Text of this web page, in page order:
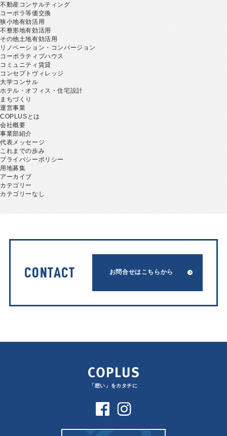
不動産コンサルティング
コーポラ等価交換
狭小地有効活用
不整形地有効活用
その他土地有効活用
リノベーション・コンバージョン
コーポラティブハウス
コミュニティ賃貸
コンセプトヴィレッジ
大学コンサル
ホテル・オフィス・住宅設計
まちづくり
運営事業
COPLUSとは
会社概要
事業部紹介
代表メッセージ
これまでの歩み
プライバシーポリシー
用地募集
アーカイブ
カテゴリー
カテゴリーなし
CONTACT お問合せはこちらから
「想い」をカタチに